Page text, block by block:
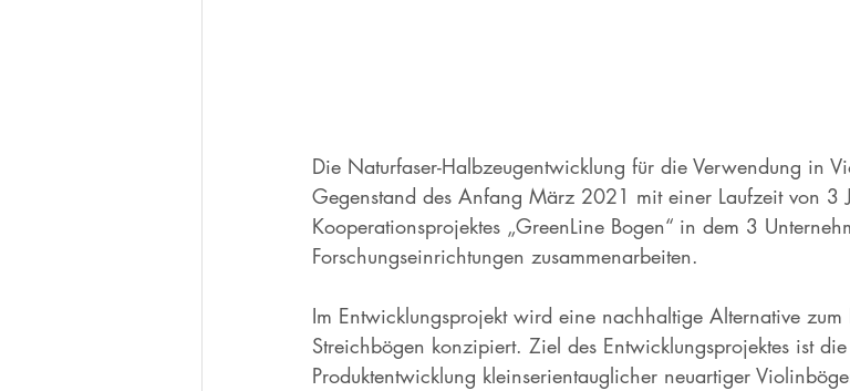
Die Naturfaser-Halbzeugentwicklung für die Verwendung in
Gegenstand des Anfang März 2021 mit einer Laufzeit von 3
Kooperationsprojektes „GreenLine Bogen“ in dem 3
Forschungseinrichtungen zusammenarbeiten.
Im Entwicklungsprojekt wird eine nachhaltige Alternative
Streichbögen konzipiert. Ziel des Entwicklungsprojektes ist
Produktentwicklung kleinserientauglicher neuartiger